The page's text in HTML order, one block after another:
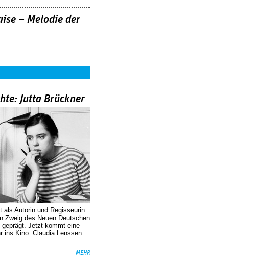
– Melodie der
Jutta Brückner
als Autorin und Regisseurin
Zweig des Neuen Deutschen
geprägt. Jetzt kommt eine
ins Kino. Claudia Lenssen
MEHR